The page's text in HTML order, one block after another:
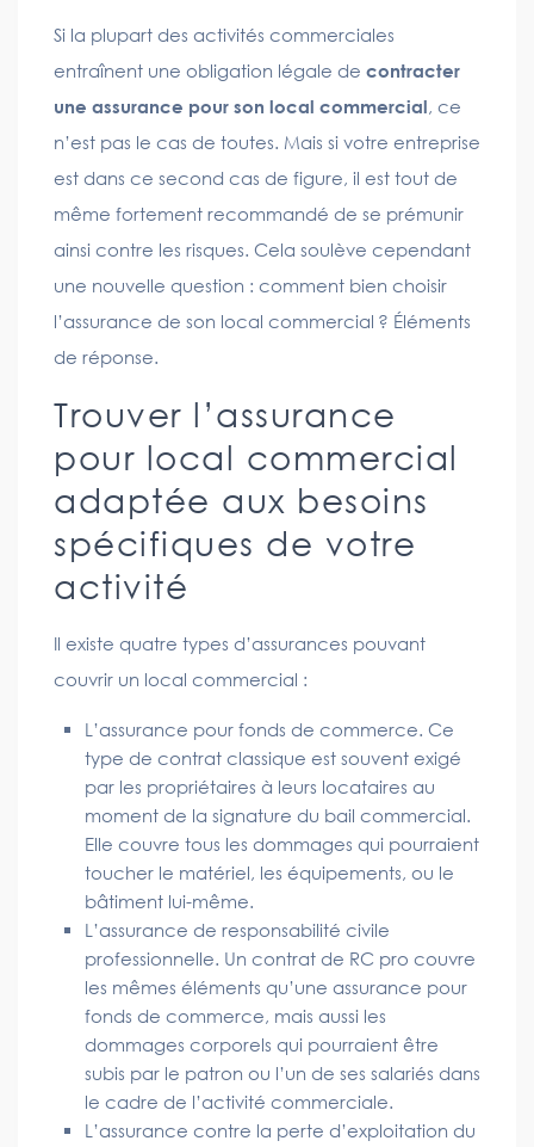
Si la plupart des activités commerciales
entraînent une obligation légale de contracter
une assurance pour son local commercial, ce
n’est pas le cas de toutes. Mais si votre entreprise
est dans ce second cas de figure, il est tout de
même fortement recommandé de se prémunir
ainsi contre les risques. Cela soulève cependant
une nouvelle question : comment bien choisir
l’assurance de son local commercial ? Éléments
de réponse.
Trouver l’assurance
pour local commercial
adaptée aux besoins
spécifiques de votre
activité
Il existe quatre types d’assurances pouvant
couvrir un local commercial :
L’assurance pour fonds de commerce. Ce
type de contrat classique est souvent exigé
par les propriétaires à leurs locataires au
moment de la signature du bail commercial.
Elle couvre tous les dommages qui pourraient
toucher le matériel, les équipements, ou le
bâtiment lui-même.
L’assurance de responsabilité civile
professionnelle. Un contrat de RC pro couvre
les mêmes éléments qu’une assurance pour
fonds de commerce, mais aussi les
dommages corporels qui pourraient être
subis par le patron ou l’un de ses salariés dans
le cadre de l’activité commerciale.
L’assurance contre la perte d’exploitation du